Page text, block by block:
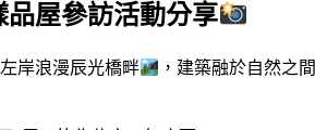
屋參訪活動分享
岸浪漫辰光橋畔 ，建築融於自然之